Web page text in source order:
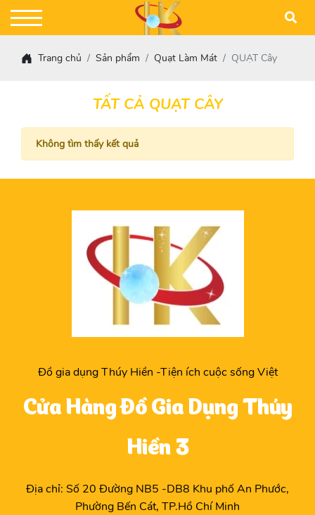
Trang chủ Sản phẩm Quạt Làm Mát QUẠT Cây
TẤT CẢ QUẠT CÂY
Không tìm thấy kết quả
Đồ gia dụng Thúy Hiền -Tiện ích cuộc sống Việt
Cửa Hàng Đồ Gia Dụng Thúy
Hiền 3
Địa chỉ: Số 20 Đường NB5 -DB8 Khu phố An Phước,
Phường Bến Cát, TP.Hồ Chí Minh